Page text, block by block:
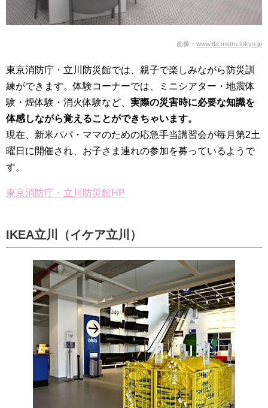
画像： www.tfd.metro.tokyo.jp
東京消防庁・立川防災館では、親子で楽しみながら防災訓
練ができます。体験コーナーでは、ミニシアター・地震体
験・煙体験・消火体験など、 実際の災害時に必要な知識を
体感しながら覚えることができちゃいます。
現在、新米パパ・ママのための応急手当講習会が毎月第2土
曜日に開催され、お子さま連れの参加を募っているようで
す。
東京消防庁・立川防災館HP
IKEA立川（イケア立川）